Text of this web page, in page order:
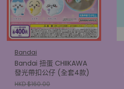
Bandai
Bandai 扭蛋 CHIIKAWA
發光帶扣公仔 (全套4款)
HKD $160.00